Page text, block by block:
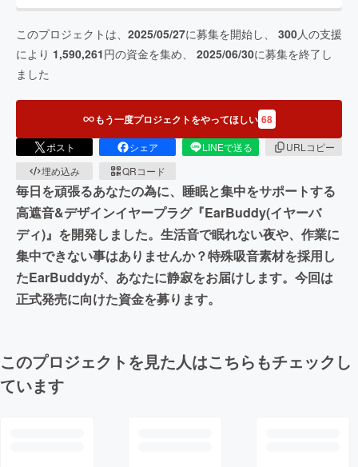
このプロジェクトは、 2025/05/27に募集を開始し、 300人の支援
により 1,590,261円の資金を集め、 2025/06/30に募集を終了し
ました
もう一度プロジェクトをやってほしい 68
ポスト シェア LINEで送る
URLコピー
埋め込み
QRコード
毎日を頑張るあなたの為に、睡眠と集中をサポートする
高遮音&デザインイヤープラグ『EarBuddy︎︎(イヤーバ
ディ)』を開発しました。生活音で眠れない夜や、作業に
集中できない事はありませんか？特殊吸音素材を採用し
たEarBuddyが、あなたに静寂をお届けします。今回は
正式発売に向けた資金を募ります。
このプロジェクトを見た人はこちらもチェックし
ています